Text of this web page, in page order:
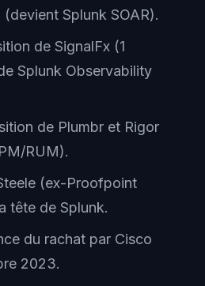
Splunk SOAR).
de SignalFx (1
Splunk Observability
de Plumbr et Rigor
RUM).
(ex-Proofpoint
tête de Splunk.
du rachat par Cisco
2023.